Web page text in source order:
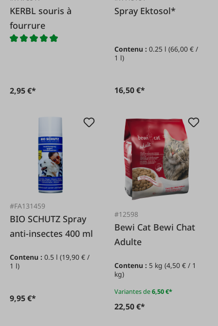
KERBL souris à
fourrure
2,95 €*
Spray Ektosol*
Contenu :0.25 l(66,00 € /
1 l)
16,50 €*
#FA131459
BIO SCHUTZ Spray
anti-insectes 400 ml
Contenu : 0.5 l (19,90 € /
1 l)
9,95 €*
#12598
Bewi Cat Bewi Chat
Adulte
Contenu : 5 kg(4,50 € / 1
kg)
Variantes de6,50 €*
22,50 €*